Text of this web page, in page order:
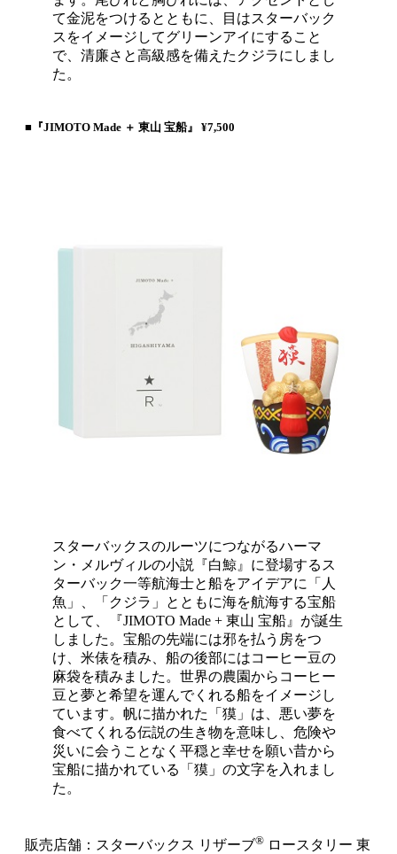
て金泥をつけるとともに、目はスターバック
スをイメージしてグリーンアイにすること
で、清廉さと高級感を備えたクジラにしまし
た。
■『JIMOTO Made ＋ 東山 宝船』 ¥7,500
スターバックスのルーツにつながるハーマ
ン・メルヴィルの小説『白鯨』に登場するス
ターバック一等航海士と船をアイデアに「人
魚」、「クジラ」とともに海を航海する宝船
として、『JIMOTO Made + 東山 宝船』が誕生
しました。宝船の先端には邪を払う房をつ
け、米俵を積み、船の後部にはコーヒー豆の
麻袋を積みました。世界の農園からコーヒー
豆と夢と希望を運んでくれる船をイメージし
ています。帆に描かれた「獏」は、悪い夢を
食べてくれる伝説の生き物を意味し、危険や
災いに会うことなく平穏と幸せを願い昔から
宝船に描かれている「獏」の文字を入れまし
た。
販売店舗：スターバックス リザーブ® ロースタリー 東